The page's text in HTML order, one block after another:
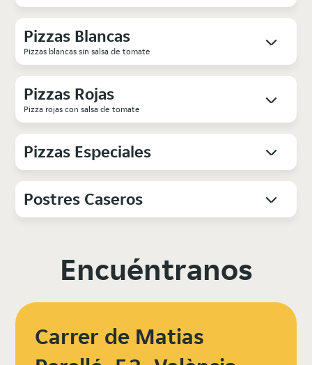
Pizzas Blancas
Pizzas blancas sin salsa de tomate
Pizzas Rojas
Pizza rojas con salsa de tomate
Pizzas Especiales
Postres Caseros
Encuéntranos
Carrer de Matias